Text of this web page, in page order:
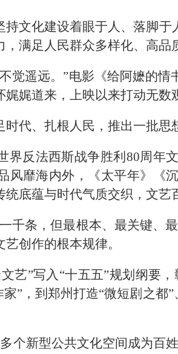
持文化建设着眼于人、落脚
满足人民群众多样化、高品
觉遥远。”电影《给阿嬷的
娓道来，上映以来打动无数
代、扎根人民，推出一批思
界反法西斯战争胜利80周年
风靡海内外，《太平年》《
底蕴与时代气质交织，文艺
千条，但最根本、最关键、
创作的根本规律。
艺”写入“十五五”规划纲要
”，到郑州打造“微短剧之都
个新型公共文化空间成为百